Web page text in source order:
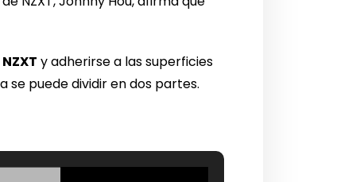
NZXT y adherirse a las superficies
se puede dividir en dos partes.